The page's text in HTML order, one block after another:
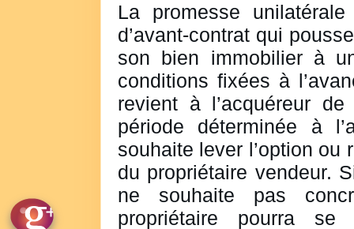
La promesse
d’avant-contrat qui
son bien immobilier à
conditions fixées à
revient à l’acquéreur
période déterminée à
souhaite lever l’option ou
du propriétaire vendeur.
ne souhaite pas
propriétaire pourra se